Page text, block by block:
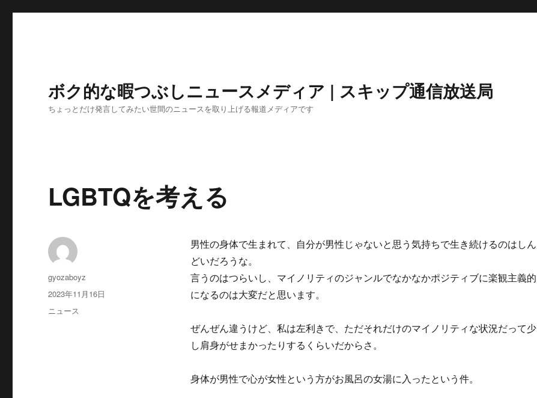
ボク的な暇つぶしニュースメディア | スキップ通信放送局
ちょっとだけ発言してみたい世間のニュースを取り上げる報道メディアです
LGBTQを考える
男性の身体で生まれて、自分が男性じゃないと思う気持ちで生き続けるのはしん
どいだろうな。
言うのはつらいし、マイノリティのジャンルでなかなかポジティブに楽観主義的
になるのは大変だと思います。
ぜんぜん違うけど、私は左利きで、ただそれだけのマイノリティな状況だって少
し肩身がせまかったりするくらいだからさ。
身体が男性で心が女性という方がお風呂の女湯に入ったという件。
投
稿
gyozaboyz
投
日:
2023年11月16日
カ
ニュース